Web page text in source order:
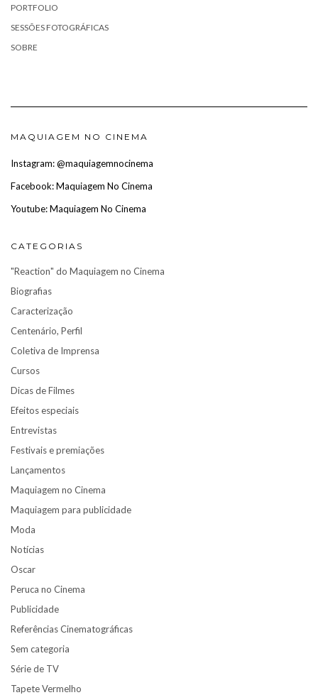
PORTFOLIO
SESSÕES FOTOGRÁFICAS
SOBRE
MAQUIAGEM NO CINEMA
Instagram: @maquiagemnocinema
Facebook: Maquiagem No Cinema
Youtube: Maquiagem No Cinema
CATEGORIAS
"Reaction" do Maquiagem no Cinema
Biografias
Caracterização
Centenário, Perfil
Coletiva de Imprensa
Cursos
Dicas de Filmes
Efeitos especiais
Entrevistas
Festivais e premiações
Lançamentos
Maquiagem no Cinema
Maquiagem para publicidade
Moda
Notícias
Oscar
Peruca no Cinema
Publicidade
Referências Cinematográficas
Sem categoria
Série de TV
Tapete Vermelho